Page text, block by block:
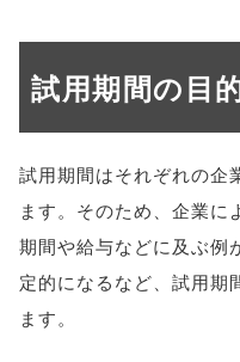
試用期間の目
試用期間はそれぞれの企
ます。そのため、企業に
期間や給与などに及ぶ例
定的になるなど、試用期
ます。